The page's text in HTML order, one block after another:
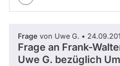
Frage von Uwe G. •
Frage an Frank-
Uwe G. bezüglich